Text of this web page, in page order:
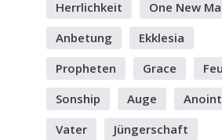
Herrlichkeit
One New
Anbetung
Ekklesia
Propheten
Grace
Sonship
Auge
Vater
Jüngerschaft